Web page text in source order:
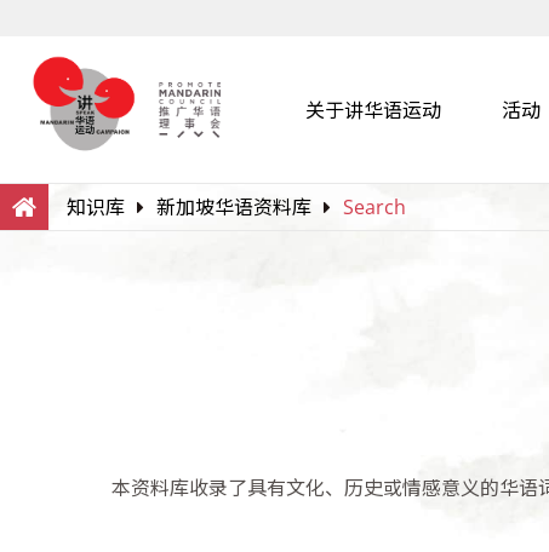
关于讲华语运动 活动
Search
知识库 新加坡华语资料库 Search
本资料库收录了具有文化、历史或情感意义的华语